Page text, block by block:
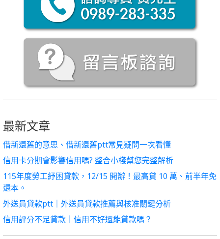
最新文章
借新還舊的意思、借新還舊ptt常見疑問一次看懂
信用卡分期會影響信用嗎? 整合小棧幫您完整解析
115年度勞工紓困貸款，12/15 開辦！最高貸 10 萬、前半年免
還本。
外送員貸款ptt｜外送員貸款推薦與核准關鍵分析
信用評分不足貸款｜信用不好還能貸款嗎？